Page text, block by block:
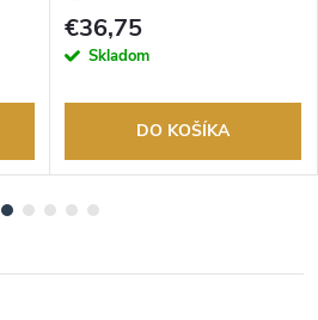
tovaru. Autorizovaný predajca.
€36,75
Skladom
DO KOŠÍKA